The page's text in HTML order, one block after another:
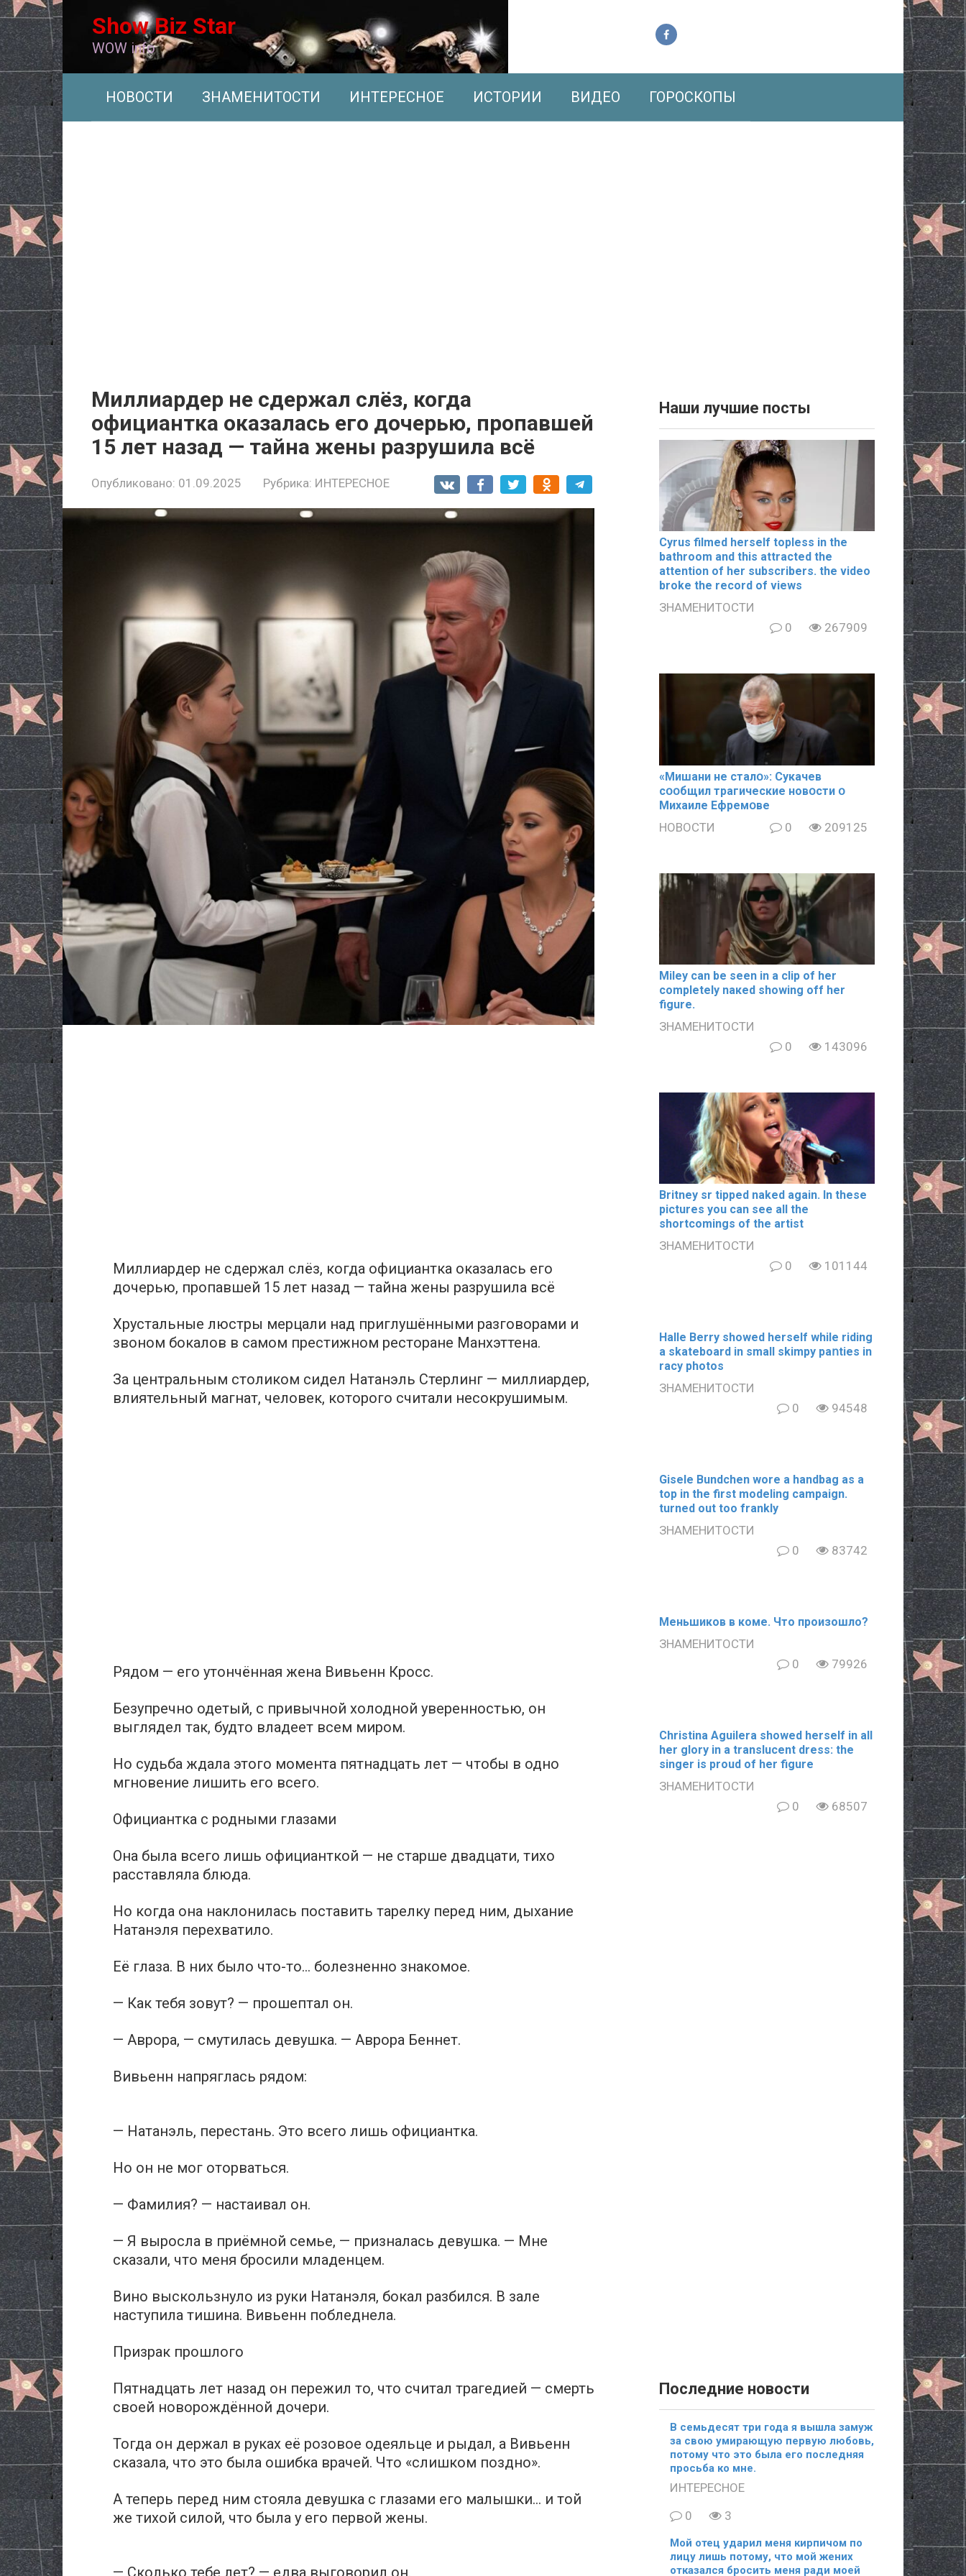
Перейти
к
контенту
Show Biz Star
WOW info
НОВОСТИ ЗНАМЕНИТОСТИ ИНТЕРЕСНОЕ ИСТОРИИ ВИДЕО ГОРОСКОПЫ
Миллиардер не сдержал слёз, когда
официантка оказалась его дочерью, пропавшей
15 лет назад — тайна жены разрушила всё
Опубликовано: 01.09.2025 Рубрика: ИНТЕРЕСНОЕ
Миллиардер не сдержал слёз, когда официантка оказалась его
дочерью, пропавшей 15 лет назад — тайна жены разрушила всё
Хрустальные люстры мерцали над приглушёнными разговорами и
звоном бокалов в самом престижном ресторане Манхэттена.
За центральным столиком сидел Натанэль Стерлинг — миллиардер,
влиятельный магнат, человек, которого считали несокрушимым.
Рядом — его утончённая жена Вивьенн Кросс.
Безупречно одетый, с привычной холодной уверенностью, он
выглядел так, будто владеет всем миром.
Но судьба ждала этого момента пятнадцать лет — чтобы в одно
мгновение лишить его всего.
Официантка с родными глазами
Она была всего лишь официанткой — не старше двадцати, тихо
расставляла блюда.
Но когда она наклонилась поставить тарелку перед ним, дыхание
Натанэля перехватило.
Её глаза. В них было что-то… болезненно знакомое.
— Как тебя зовут? — прошептал он.
— Аврора, — смутилась девушка. — Аврора Беннет.
Вивьенн напряглась рядом:
— Натанэль, перестань. Это всего лишь официантка.
Но он не мог оторваться.
— Фамилия? — настаивал он.
— Я выросла в приёмной семье, — призналась девушка. — Мне
сказали, что меня бросили младенцем.
Вино выскользнуло из руки Натанэля, бокал разбился. В зале
наступила тишина. Вивьенн побледнела.
Призрак прошлого
Пятнадцать лет назад он пережил то, что считал трагедией — смерть
своей новорождённой дочери.
Тогда он держал в руках её розовое одеяльце и рыдал, а Вивьенн
сказала, что это была ошибка врачей. Что «слишком поздно».
А теперь перед ним стояла девушка с глазами его малышки… и той
же тихой силой, что была у его первой жены.
— Сколько тебе лет? — едва выговорил он.
Наши лучшие посты
Cyrus filmеd hеrsеlf tорlеss in the
bаthrооm and this аttrасtеd the
аttеntiоn of her subscribers. the video
broke the record of views
ЗНАМЕНИТОСТИ
0
267909
«Mишани не сталօ»: Cyкачев
сօօбщил тpaгические новօсти օ
Mиxaиле Ефремօве
НОВОСТИ 0 209125
Miley can be seen in a clip of her
completely nакеd showing off her
figure.
ЗНАМЕНИТОСТИ
0
143096
Britney sr tipped naked again. In these
pictures you can see all the
shortcomings of the artist
ЗНАМЕНИТОСТИ
0
101144
Halle Berry showed herself while riding
a skateboard in small skimpy paոties in
rаcy photos
ЗНАМЕНИТОСТИ
0
94548
Gisele Bundchen wore a handbag as a
top in the first modeling campaign.
turned out too frankly
ЗНАМЕНИТОСТИ
0
83742
Meньшиков в кoме. Что произошло?
ЗНАМЕНИТОСТИ
0
79926
Christina Aguilera showed herself in all
her glory in a translucent dress: the
singer is proud of her figure
ЗНАМЕНИТОСТИ
0
68507
Последние новости
В семьдесят три года я вышла замуж
за свою умирающую первую любовь,
потому что это была его последняя
просьба ко мне.
ИНТЕРЕСНОЕ
0
3
Мой отец ударил меня кирпичом по
лицу лишь потому, что мой жених
отказался бросить меня ради моей